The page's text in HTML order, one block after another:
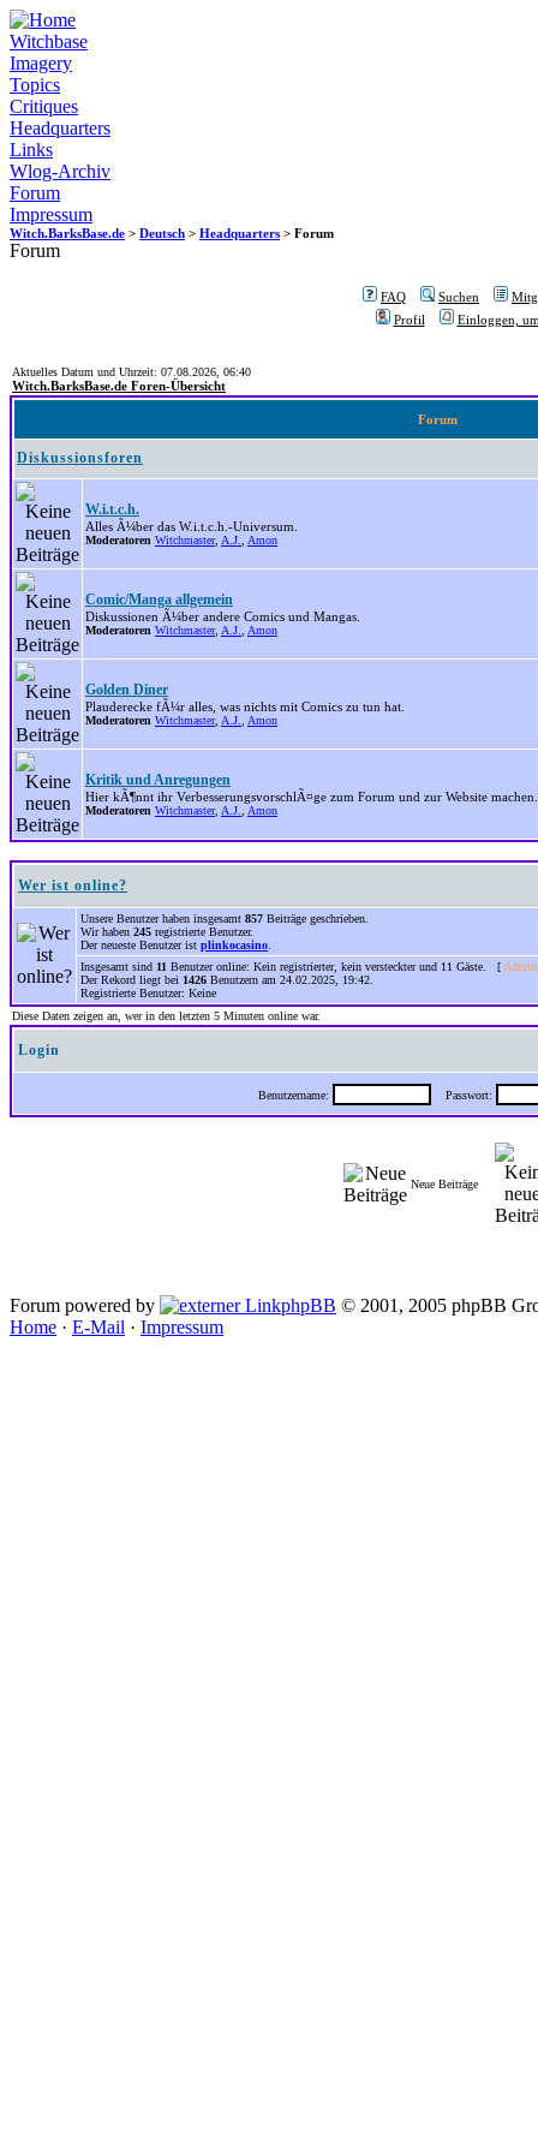
Witchbase
Imagery
Topics
Critiques
Headquarters
Links
Wlog-Archiv
Forum
Impressum
Witch.BarksBase.de > Deutsch > Headquarters > Forum
Forum
FAQ Suchen
Profil
Einloggen,
Aktuelles Datum und Uhrzeit: 07.08.2026, 06:40
Witch.BarksBase.de Foren-Übersicht
Forum
Diskussionsforen
W.i.t.c.h.
Alles Ã¼ber das W.i.t.c.h.-Universum.
Moderatoren Witchmaster, A.J. Amon
Comic/Manga allgemein
Diskussionen Ã¼ber andere Comics und Mangas.
Moderatoren Witchmaster, A.J. Amon
Golden Diner
Plauderecke fÃ¼r alles, was nichts mit Comics zu tun hat.
Moderatoren Witchmaster, A.J. Amon
Kritik und Anregungen
Hier kÃ¶nnt ihr VerbesserungsvorschlÃ¤ge zum Forum und zur Website machen.
Moderatoren Witchmaster, A.J. Amon
Wer ist online?
Unsere Benutzer haben insgesamt 857 Beiträge geschrieben.
Wir haben 245 registrierte Benutzer.
Der neueste Benutzer ist plinkocasino
Insgesamt sind 11 Benutzer online: Kein registrierter, kein versteckter und 11 Gäste. [
Der Rekord liegt bei 1426 Benutzern am 24.02.2025, 19:42.
Registrierte Benutzer: Keine
Diese Daten zeigen an, wer in den letzten 5 Minuten online war.
Login
Benutzername: Passwort:
Neue Beiträge
Forum powered by phpBB © 2001, 2005 phpBB
Home · E-Mail · Impressum